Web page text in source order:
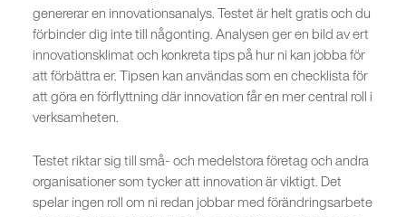
genererar en innovationsanalys. Testet är helt gratis och du
förbinder dig inte till någonting. Analysen ger en bild av ert
innovationsklimat och konkreta tips på hur ni kan jobba för
att förbättra er. Tipsen kan användas som en checklista för
att göra en förflyttning där innovation får en mer central roll i
verksamheten.
Testet riktar sig till små- och medelstora företag och andra
organisationer som tycker att innovation är viktigt. Det
spelar ingen roll om ni redan jobbar med förändringsarbete